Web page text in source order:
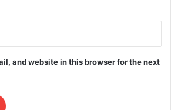
and website in this browser for the next